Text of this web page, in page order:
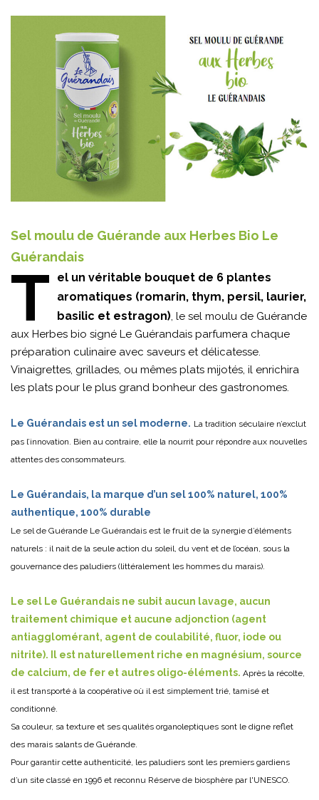
Sel moulu de Guérande aux Herbes Bio Le
Guérandais
T
el un véritable bouquet de 6 plantes
aromatiques (romarin, thym, persil, laurier,
basilic et estragon), le sel moulu de Guérande
aux Herbes bio signé Le Guérandais parfumera chaque
préparation culinaire avec saveurs et délicatesse.
Vinaigrettes, grillades, ou mêmes plats mijotés, il enrichira
les plats pour le plus grand bonheur des gastronomes.
Le Guérandais est un sel moderne. La tradition séculaire n’exclut
pas l’innovation. Bien au contraire, elle la nourrit pour répondre aux nouvelles
attentes des consommateurs.
Le Guérandais, la marque d’un sel 100% naturel, 100%
authentique, 100% durable
Le sel de Guérande Le Guérandais est le fruit de la synergie d’éléments
naturels : il nait de la seule action du soleil, du vent et de l’océan, sous la
gouvernance des paludiers (littéralement les hommes du marais).
Le sel Le Guérandais ne subit aucun lavage, aucun
traitement chimique et aucune adjonction (agent
antiagglomérant, agent de coulabilité, fluor, iode ou
nitrite). Il est naturellement riche en magnésium, source
de calcium, de fer et autres oligo-éléments. Après la récolte,
il est transporté à la coopérative où il est simplement trié, tamisé et
conditionné.
Sa couleur, sa texture et ses qualités organoleptiques sont le digne reflet
des marais salants de Guérande.
Pour garantir cette authenticité, les paludiers sont les premiers gardiens
d’un site classé en 1996 et reconnu Réserve de biosphère par l'UNESCO.